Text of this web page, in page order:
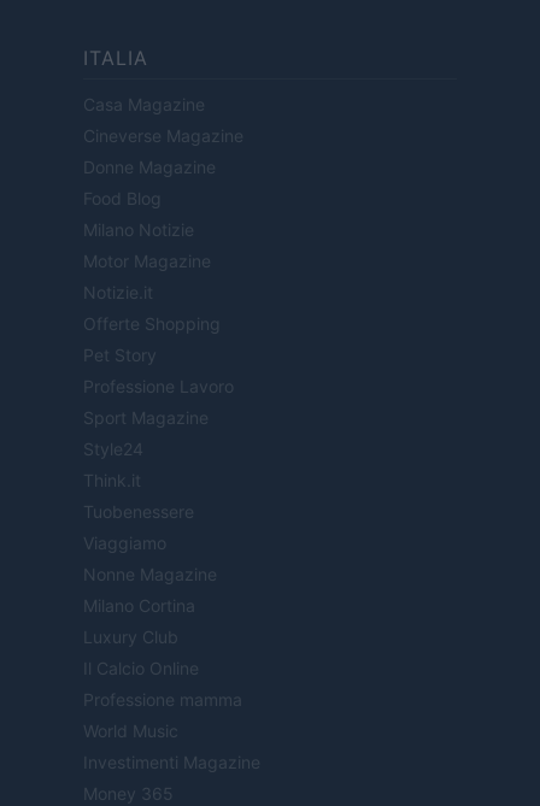
ITALIA
Casa Magazine
Cineverse Magazine
Donne Magazine
Food Blog
Milano Notizie
Motor Magazine
Notizie.it
Offerte Shopping
Pet Story
Professione Lavoro
Sport Magazine
Style24
Think.it
Tuobenessere
Viaggiamo
Nonne Magazine
Milano Cortina
Luxury Club
Il Calcio Online
Professione mamma
World Music
Investimenti Magazine
Money 365